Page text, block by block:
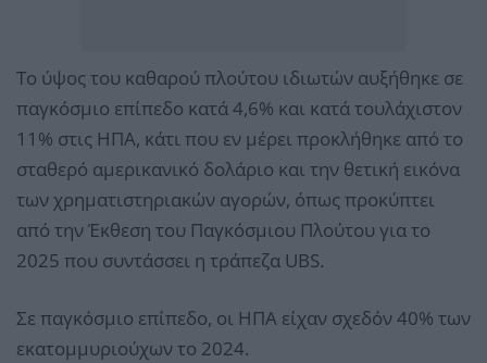
Το ύψος του καθαρού πλούτου ιδιωτών αυξήθηκε σε
παγκόσμιο επίπεδο κατά 4,6% και κατά τουλάχιστον
11% στις ΗΠΑ, κάτι που εν μέρει προκλήθηκε από το
σταθερό αμερικανικό δολάριο και την θετική εικόνα
των χρηματιστηριακών αγορών, όπως προκύπτει
από την Έκθεση του Παγκόσμιου Πλούτου για το
2025 που συντάσσει η τράπεζα UBS.
Σε παγκόσμιο επίπεδο, οι ΗΠΑ είχαν σχεδόν 40% των
εκατομμυριούχων το 2024.